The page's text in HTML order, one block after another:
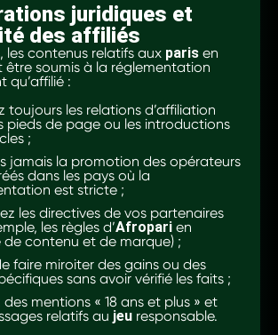
juridiques et
des affiliés
les contenus relatifs aux paris en
être soumis à la réglementation
qu’affilié :
toujours les relations d’affiliation
pieds de page ou les introductions
;
jamais la promotion des opérateurs
dans les pays où la
est stricte ;
les directives de vos partenaires
les règles d’Afropari en
de contenu et de marque) ;
faire miroiter des gains ou des
sans avoir vérifié les faits ;
mentions « 18 ans et plus » et
relatifs au jeu responsable.